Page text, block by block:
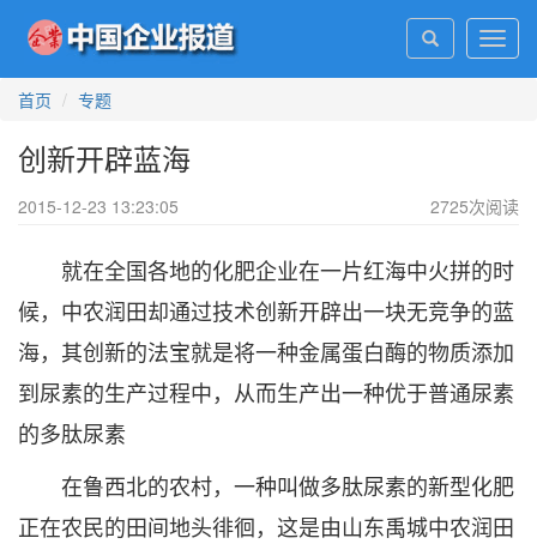
首页
专题
创新开辟蓝海
2015-12-23 13:23:05 2725次阅读
就在全国各地的化肥企业在一片红海中火拼的时
候，中农润田却通过技术创新开辟出一块无竞争的蓝
海，其创新的法宝就是将一种金属蛋白酶的物质添加
到尿素的生产过程中，从而生产出一种优于普通尿素
的多肽尿素
在鲁西北的农村，一种叫做多肽尿素的新型化肥
正在农民的田间地头徘徊，这是由山东禹城中农润田